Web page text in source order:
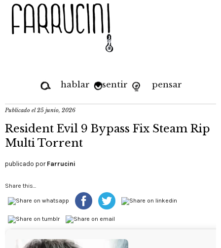
hablar sentir pensar
Publicado el25 junio, 2026
Resident Evil 9 Bypass Fix Steam Rip
Multi Torrent
publicado por Farrucini
Share this...